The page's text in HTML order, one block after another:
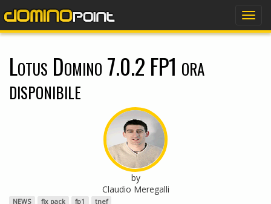
Lotus Domino 7.0.2 FP1 ora
disponibile
by
Claudio Meregalli
NEWS fix pack fp1 tnef